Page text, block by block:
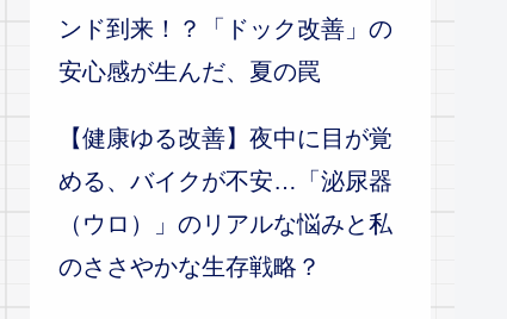
ンド到来！？「ドック改善」の
安心感が生んだ、夏の罠
【健康ゆる改善】夜中に目が覚
める、バイクが不安…「泌尿器
（ウロ）」のリアルな悩みと私
のささやかな生存戦略？